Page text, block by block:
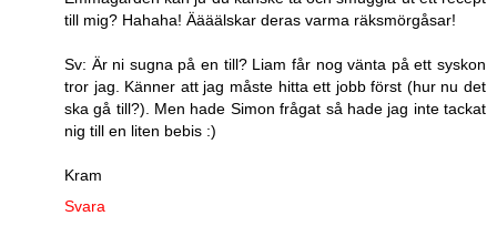
till mig? Hahaha! Äääälskar deras varma räksmörgåsar!
Sv: Är ni sugna på en till? Liam får nog vänta på ett syskon
tror jag. Känner att jag måste hitta ett jobb först (hur nu det
ska gå till?). Men hade Simon frågat så hade jag inte tackat
nig till en liten bebis :)
Kram
Svara